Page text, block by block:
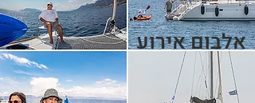
אלבום אירוע